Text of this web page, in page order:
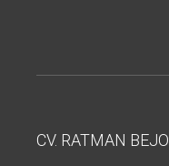
CV. RATMAN BEJO